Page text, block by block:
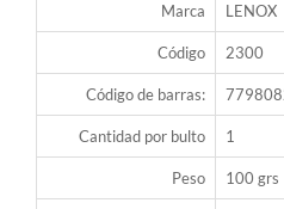
Marca LENOX
Código 2300
Código de barras:
Cantidad por bulto 1
Peso 100 grs